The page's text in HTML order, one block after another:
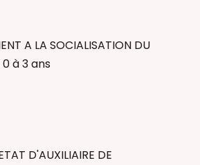
A LA SOCIALISATION DU
0 à 3 ans
D'AUXILIAIRE DE